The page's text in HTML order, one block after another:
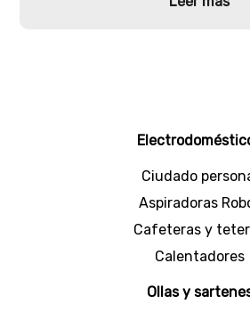
tus platos favoritos.
redondeada para
generosa de alimentos en cada
Dentro de las opciones que
Universal, hallarás
sets de
diversos tamaños que se
necesidades, ayudándote a
cualquier tipo de recipiente
herramientas versátiles
probar y revolver variedad de
Ciudado
Aspiradoras
Cafeteras y
Calentadores
Ollas y